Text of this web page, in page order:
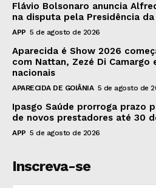
Flávio Bolsonaro anuncia
na disputa pela Presidência
APP 5 de agosto de 2026
Aparecida é Show 2026
com Nattan, Zezé Di Camargo
nacionais
APARECIDA DE GOIÂNIA 5 de agosto de
Ipasgo Saúde prorroga prazo
de novos prestadores até 30
APP 5 de agosto de 2026
Inscreva-se